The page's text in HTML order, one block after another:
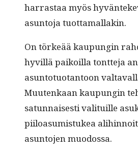
har­ras­taa myös
asun­to­ja tuottamallakin.
On törkeää kaupun­gin
hyvil­lä paikoil­la tont­te­ja
asun­to­tuotan­toon
Muutenkaan kaupun­gin
sat­un­nais­es­ti val­i­tu­ille
piiloa­sum­is­tukea
asun­to­jen muodossa.